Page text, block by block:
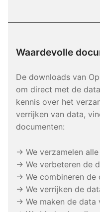
Waardevolle
De downloads van
om direct met de
kennis over het
verrijken van data,
documenten:
→ We verzamelen
→ We verbeteren de
→ We combineren de
→ We verrijken de
→ We maken de data